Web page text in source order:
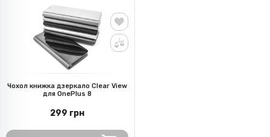
Чохол книжка дзеркало Clear View
для OnePlus 8
299 грн